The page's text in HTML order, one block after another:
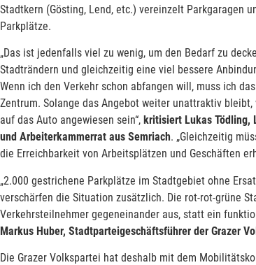
Stadtkern (Gösting, Lend, etc.) vereinzelt Parkgaragen
Parkplätze.
„Das ist jedenfalls viel zu wenig, um den Bedarf zu
Stadträndern und gleichzeitig eine viel bessere
Wenn ich den Verkehr schon abfangen will, muss ich
Zentrum. Solange das Angebot weiter unattraktiv
auf das Auto angewiesen sein“, kritisiert Lukas Tödling,
und Arbeiterkammerrat aus Semriach. „Gleichzeitig
die Erreichbarkeit von Arbeitsplätzen und Geschäften
„2.000 gestrichene Parkplätze im Stadtgebiet ohne
verschärfen die Situation zusätzlich. Die rot-rot-grüne
Verkehrsteilnehmer gegeneinander aus, statt ein
Markus Huber, Stadtparteigeschäftsführer der Grazer
Die Grazer Volkspartei hat deshalb mit dem